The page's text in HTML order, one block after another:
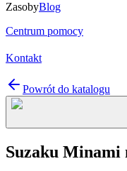
ZasobyBlog
Centrum pomocy
Kontakt
Powrót do katalogu
Suzaku Minami